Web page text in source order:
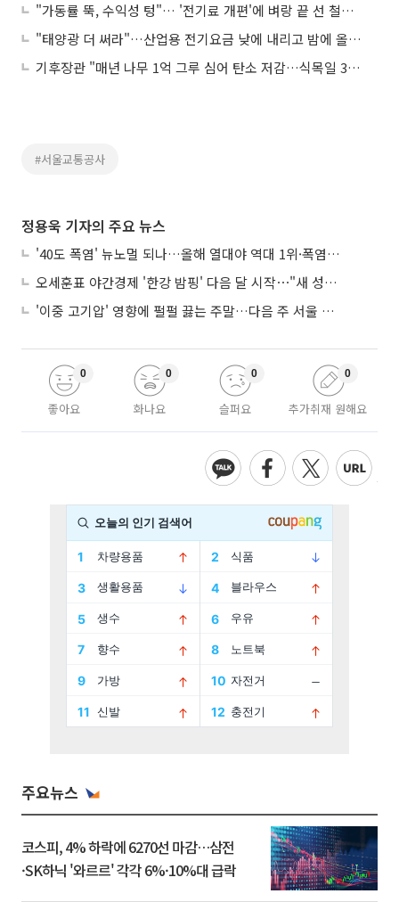
"가동률 뚝, 수익성 텅"… '전기료 개편'에 벼랑 끝 선 철강사들
"태양광 더 써라"…산업용 전기요금 낮에 내리고 밤에 올린다
기후장관 "매년 나무 1억 그루 심어 탄소 저감…식목일 3월로"
#서울교통공사
정용욱 기자의 주요 뉴스
'40도 폭염' 뉴노멀 되나…올해 열대야 역대 1위·폭염일수 평년 3배 넘어
오세훈표 야간경제 '한강 밤핑' 다음 달 시작⋯"새 성장동력 만들 것"
'이중 고기압' 영향에 펄펄 끓는 주말…다음 주 서울 포함 서쪽이 더 덥다
좋아요
0
화나요
0
슬퍼요
0
추가취재 원해요
0
주요뉴스
코스피, 4% 하락에 6270선 마감…삼전
·SK하닉 '와르르' 각각 6%·10%대 급락